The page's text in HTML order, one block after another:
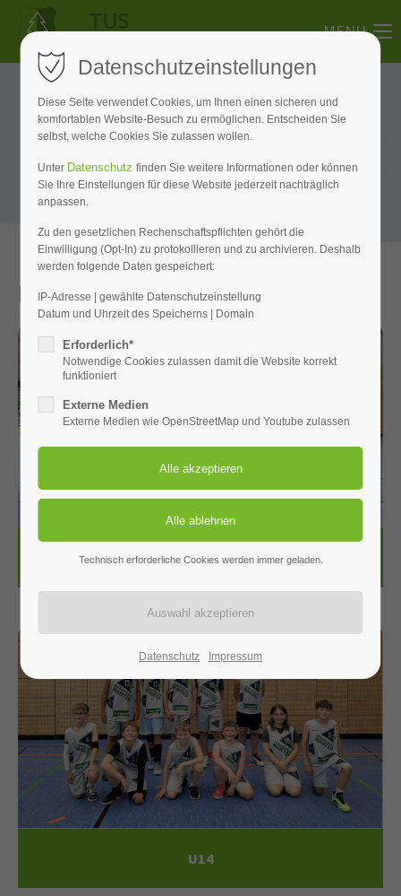
MENU
Das sind die Griffins
Herren
U14
Datenschutzeinstellungen
Diese Seite verwendet Cookies, um Ihnen einen sicheren und
komfortablen Website-Besuch zu ermöglichen. Entscheiden Sie
selbst, welche Cookies Sie zulassen wollen.
Unter Datenschutzfinden Sie weitere Informationen oder können
Sie Ihre Einstellungen für diese Website jederzeit nachträglich
anpassen.
Zu den gesetzlichen Rechenschaftspflichten gehört die
Einwilligung (Opt-In) zu protokollieren und zu archivieren. Deshalb
werden folgende Daten gespeichert:
IP-Adresse | gewählte Datenschutzeinstellung
Datum und Uhrzeit des Speicherns | Domain
Erforderlich*
Notwendige Cookies zulassen damit die Website korrekt
funktioniert
Externe Medien
Externe Medien wie OpenStreetMap und Youtube zulassen
Technisch erforderliche Cookies werden immer geladen.
Datenschutz Impressum